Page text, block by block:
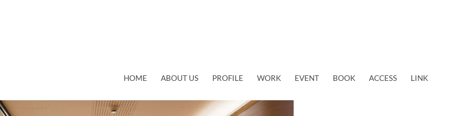
HOME ABOUT US PROFILE WORK EVENT BOOK ACCESS LINK
ク